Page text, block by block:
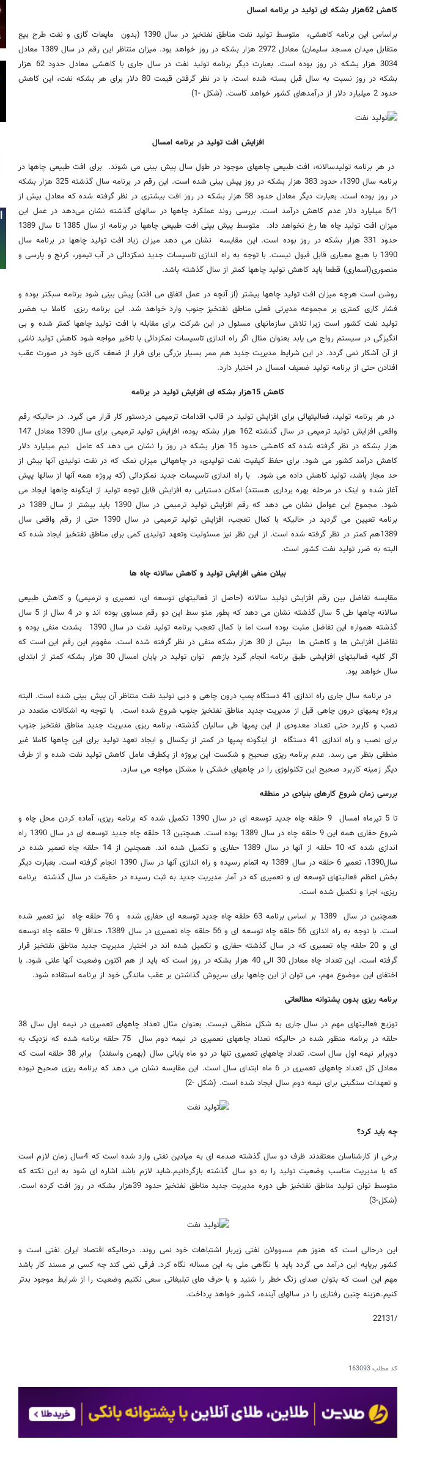
کاهش 62هزار بشکه ای تولید در برنامه امسال
براساس این برنامه کاهشی، متوسط تولید نفت مناطق نفتخیز در سال 1390 (بدون مایعات گازی و نفت طرح بیع
متقابل میدان مسجد سلیمان) معادل 2972 هزار بشکه در روز خواهد بود. میزان متناظر این رقم در سال 1389 معادل
3034 هزار بشکه در روز بوده است. بعبارت دیگر برنامه تولید نفت در سال جاری با کاهشی معادل حدود 62 هزار
بشکه در روز نسبت به سال قبل بسته شده است. با در نظر گرفتن قیمت 80 دلار برای هر بشکه نفت، این کاهش
حدود 2 میلیارد دلار از درآمدهای کشور خواهد کاست. (شکل -1)
افزایش افت تولید در برنامه امسال
در هر برنامه تولیدسالانه، افت طبیعی چاههای موجود در طول سال پیش بینی می شوند. برای افت طبیعی چاهها در
برنامه سال 1390، حدود 383 هزار بشکه در روز پیش بینی شده است. این رقم در برنامه سال گذشته 325 هزار بشکه
در روز بوده است. بعبارت دیگر معادل حدود 58 هزار بشکه در روز افت بیشتری در نظر گرفته شده که معادل بیش از
5/1 میلیارد دلار عدم کاهش درآمد است. بررسی روند عملکرد چاهها در سالهای گذشته نشان می‌دهد در عمل این
میزان افت تولید چاه ها رخ نخواهد داد. متوسط پیش بینی افت طبیعی چاهها در برنامه از سال 1385 تا سال 1389
حدود 331 هزار بشکه در روز بوده است. این مقایسه نشان می دهد میزان زیاد افت تولید چاهها در برنامه سال
1390 با هیچ معیاری قابل قبول نیست. با توجه به راه اندازی تاسیسات جدید نمکزدائی در آب تیمور، کرنج و پارسی و
منصوری(آسماری) قطعا باید کاهش تولید چاهها کمتر از سال گذشته باشد.
روشن است هرچه میزان افت تولید چاهها بیشتر (از آنچه در عمل اتفاق می افتد) پیش بینی شود برنامه سبکتر بوده و
فشار کاری کمتری بر مجموعه مدیرتی فعلی مناطق نفتخیز جنوب وارد خواهد شد. این برنامه ریزی کاملا ب هضرر
تولید نفت کشور است زیرا تلاش سازمانهای مسئول در این شرکت برای مقابله با افت تولید چاهها کمتر شده و بی
انگیزگی در سیستم رواج می یابد بعنوان مثال اگر راه اندازی تاسیسات نمکزدائی با تاخیر مواجه شود کاهش تولید ناشی
از آن آشکار نمی گردد. در این شرایط مدیریت جدید هم ممر بسیار بزرگی برای فرار از ضعف کاری خود در صورت عقب
افتادن حتی از برنامه تولید ضعیف امسال در اختیار دارد.
کاهش 15هزار بشکه ای افزایش تولید در برنامه
در هر برنامه تولید، فعالیتهائی برای افزایش تولید در قالب اقدامات ترمیمی دردستور کار قرار می گیرد. در حالیکه رقم
واقعی افزایش تولید ترمیمی در سال گذشته 162 هزار بشکه بوده، افزایش تولید ترمیمی برای سال 1390 معادل 147
هزار بشکه در نظر گرفته شده که کاهشی حدود 15 هزار بشکه در روز را نشان می دهد که عامل نیم میلیارد دلار
کاهش درآمد کشور می شود. برای حفظ کیفیت نفت تولیدی، در چاههائی میزان نمک که در نفت تولیدی آنها بیش از
حد مجاز باشد، تولید کاهش داده می شود. با راه اندازی تاسیسات جدید نمکزدائی (که پروژه همه آنها از سالها پیش
آغاز شده و اینک در مرحله بهره برداری هستند) امکان دستیابی به افزایش قابل توجه تولید از اینگونه چاهها ایجاد می
شود. مجموع این عوامل نشان می دهد که رقم افزایش تولید ترمیمی در سال 1390 باید بیشتر از سال 1389 در
برنامه تعیین می گردید در حالیکه با کمال تعجب، افزایش تولید ترمیمی در سال 1390 حتی از رقم واقعی سال
1389هم کمتر در نظر گرفته شده است. از این نظر نیز مسئولیت وتعهد تولیدی کمی برای مناطق نفتخیز ایجاد شده که
البته به ضرر تولید نفت کشور است.
بیلان منفی افزایش تولید و کاهش سالانه چاه ها
مقایسه تفاضل بین رقم افزایش تولید سالانه (حاصل از فعالیتهای توسعه ای، تعمیری و ترمیمی) و کاهش طبیعی
سالانه چاهها طی 5 سال گذشته نشان می دهد که بطور متو سط این دو رقم مساوی بوده اند و در 4 سال از 5 سال
گذشته همواره این تفاضل مثبت بوده است اما با کمال تعجب برنامه تولید نفت در سال 1390 بشدت منفی بوده و
تفاضل افزایش ها و کاهش ها بیش از 30 هزار بشکه منفی در نظر گرفته شده است. مفهوم این رقم این است که
اگر کلیه فعالیتهای افزایشی طبق برنامه انجام گیرد بازهم توان تولید در پایان امسال 30 هزار بشکه کمتر از ابتدای
سال خواهد بود.
در برنامه سال جاری راه اندازی 41 دستگاه پمپ درون چاهی و دبی تولید نفت متناظر آن پیش بینی شده است. البته
پروژه پمپهای درون چاهی قبل از مدیریت جدید مناطق نفتخیز جنوب شروع شده است. با توجه به اشکالات متعدد در
نصب و کاربرد حتی تعداد معدودی از این پمپها طی سالیان گذشته، برنامه ریزی مدیریت جدید مناطق نفتخیز جنوب
برای نصب و راه اندازی 41 دستگاه از اینگونه پمپها در کمتر از یکسال و ایجاد تعهد تولید برای این چاهها کاملا غیر
منطقی بنظر می رسد. عدم برنامه ریزی صحیح و شکست این پروژه از یکطرف عامل کاهش تولید نفت شده و از طرف
دیگر زمینه کاربرد صحیح این تکنولوژی را در چاههای خشکی با مشکل مواجه می سازد.
بررسی زمان شروع کارهای بنیادی در منطقه
تا 5 تیرماه امسال 9 حلقه چاه جدید توسعه ای در سال 1390 تکمیل شده که برنامه ریزی، آماده کردن محل چاه و
شروع حفاری همه این 9 حلقه چاه در سال 1389 بوده است. همچنین 13 حلقه چاه جدید توسعه ای در سال 1390 راه
اندازی شده که 10 حلقه از آنها در سال 1389 حفاری و تکمیل شده اند. همچنین از 14 حلقه چاه تعمیر شده در
سال1390، تعمیر 6 حلقه در سال 1389 به اتمام رسیده و راه اندازی آنها در سال 1390 انجام گرفته است. بعبارت دیگر
بخش اعظم فعالیتهای توسعه ای و تعمیری که در آمار مدیریت جدید به ثبت رسیده در حقیقت در سال گذشته برنامه
ریزی، اجرا و تکمیل شده است.
همچنین در سال 1389 بر اساس برنامه 63 حلقه چاه جدید توسعه ای حفاری شده و 76 حلقه چاه نیز تعمیر شده
است. با توجه به راه اندازی 56 حلقه چاه توسعه ای و 56 حلقه چاه تعمیری در سال 1389، حداقل 9 حلقه چاه توسعه
ای و 20 حلقه چاه تعمیری که در سال گذشته حفاری و تکمیل شده اند در اختیار مدیریت جدید مناطق نفتخیز قرار
گرفته است. این تعداد چاه معادل 30 الی 40 هزار بشکه در روز است که باید از هم اکنون وضعیت آنها علنی شود. با
اختفای این موضوع مهم، می توان از این چاهها برای سرپوش گذاشتن بر عقب ماندگی خود از برنامه استقاده شود.
برنامه ریزی بدون پشتوانه مطالعاتی
توزیع فعالیتهای مهم در سال جاری به شکل منطقی نیست. بعنوان مثال تعداد چاههای تعمیری در نیمه اول سال 38
حلقه در برنامه منظور شده در حالیکه تعداد چاههای تعمیری در نیمه دوم سال 75 حلقه برنامه شده که نزدیک به
دوبرابر نیمه اول سال است. تعداد چاههای تعمیری تنها در دو ماه پایانی سال (بهمن واسفند) برابر 38 حلقه است که
معادل کل تعداد چاههای تعمیری در 6 ماه ابتدای سال است. این مقایسه نشان می دهد که برنامه ریزی صحیح نبوده
و تعهدات سنگینی برای نیمه دوم سال ایجاد شده است. (شکل -2)
چه باید کرد؟
برخی از کارشناسان معتقدند ظرف دو سال گذشته صدمه ای به میادین نفتی وارد شده است که 4سال زمان لازم است
که با مدیریت مناسب وضعیت تولید را به دو سال گذشته بازگردانیم.شاید لازم باشد اشاره ای شود به این نکته که
متوسط توان تولید مناطق نفتخیز طی دوره مدیریت جدید مناطق نفتخیز حدود 39هزار بشکه در روز افت کرده است.
(شکل-3)
این درحالی است که هنوز هم مسوولان نفتی زیربار اشتباهات خود نمی روند. درحالیکه اقتصاد ایران نفتی است و
کشور برپایه این درآمد می گردد باید با نگاهی ملی به این مساله نگاه کرد. فرقی نمی کند چه کسی بر مسند کار باشد
مهم این است که بتوان صدای زنگ خطر را شنید و با حرف های تبلیغاتی سعی نکنیم وضعیت را از شرایط موجود بدتر
کنیم.هزینه چنین رفتاری را در سالهای آینده، کشور خواهد پرداخت.
/22131
کد مطلب163093